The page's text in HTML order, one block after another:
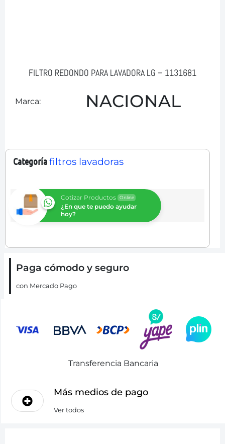
FILTRO REDONDO PARA LAVADORA LG – 1131681
Marca: NACIONAL
Categoríafiltros lavadoras
Cotizar Productos Online
¿En que te puedo ayudar
hoy?
Paga cómodo y seguro
con Mercado Pago
Transferencia Bancaria
Más medios de pago
Ver todos